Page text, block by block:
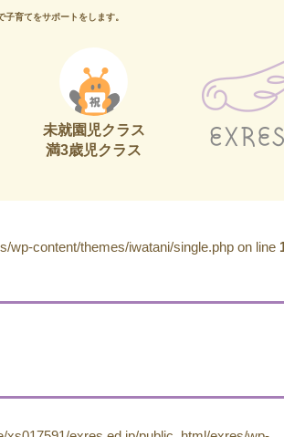
育てをサポートをします。
未就園児クラス
満3歳児クラス
wp-content/themes/iwatani/single.php on line